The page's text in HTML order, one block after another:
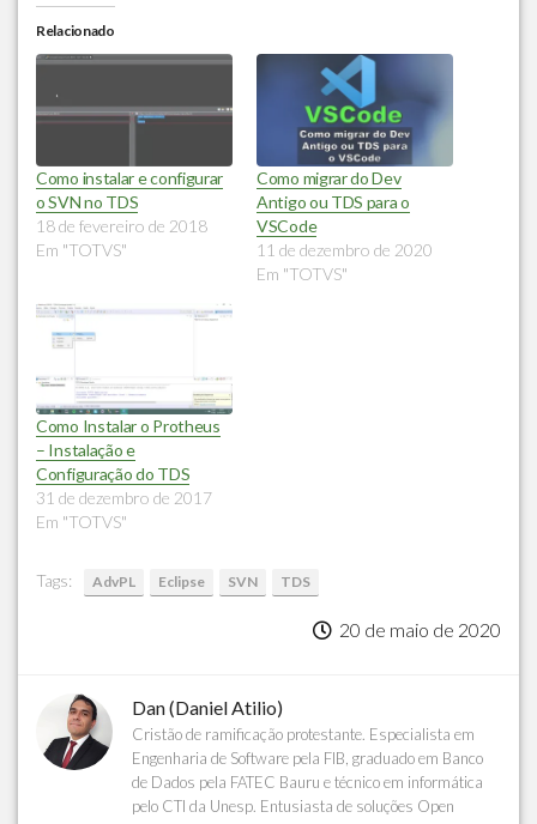
Relacionado
Como instalar e configurar
o SVN no TDS
18 de fevereiro de 2018
Em "TOTVS"
Como migrar do Dev
Antigo ou TDS para o
VSCode
11 de dezembro de 2020
Em "TOTVS"
Como Instalar o Protheus
– Instalação e
Configuração do TDS
31 de dezembro de 2017
Em "TOTVS"
Tags: AdvPL Eclipse SVN TDS
20 de maio de 2020
Dan (Daniel Atilio)
Cristão de ramificação protestante. Especialista em
Engenharia de Software pela FIB, graduado em Banco
de Dados pela FATEC Bauru e técnico em informática
pelo CTI da Unesp. Entusiasta de soluções Open